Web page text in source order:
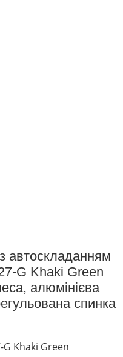
автоскладанням
G Khaki Green
алюмінієва
спинка
G Khaki Green